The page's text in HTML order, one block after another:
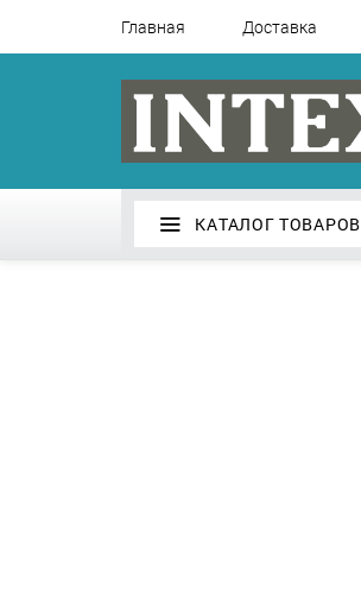
Главная Доставка
КАТАЛОГ ТОВАРОВ